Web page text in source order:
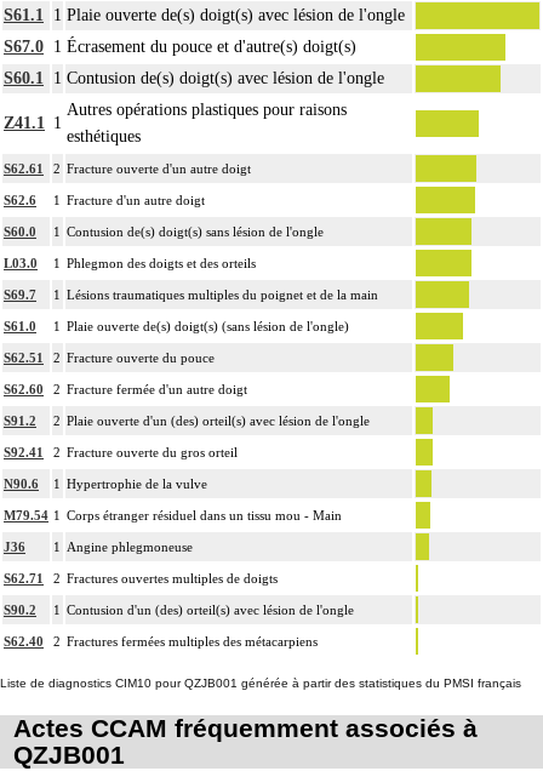
S61.1 1 Plaie ouverte de(s) doigt(s) avec lésion de l'ongle
S67.0 1 Écrasement du pouce et d'autre(s) doigt(s)
S60.1 1 Contusion de(s) doigt(s) avec lésion de l'ongle
Z41.1 1
Autres opérations plastiques pour raisons
esthétiques
S62.61 2 Fracture ouverte d'un autre doigt
S62.6 1 Fracture d'un autre doigt
S60.0 1 Contusion de(s) doigt(s) sans lésion de l'ongle
L03.0 1 Phlegmon des doigts et des orteils
S69.7 1 Lésions traumatiques multiples du poignet et de la main
S61.0 1 Plaie ouverte de(s) doigt(s) (sans lésion de l'ongle)
S62.51 2 Fracture ouverte du pouce
S62.60 2 Fracture fermée d'un autre doigt
S91.2 2 Plaie ouverte d'un (des) orteil(s) avec lésion de l'ongle
S92.41 2 Fracture ouverte du gros orteil
N90.6 1 Hypertrophie de la vulve
M79.54 1 Corps étranger résiduel dans un tissu mou - Main
J36 1 Angine phlegmoneuse
S62.71 2 Fractures ouvertes multiples de doigts
S90.2 1 Contusion d'un (des) orteil(s) avec lésion de l'ongle
S62.40 2 Fractures fermées multiples des métacarpiens
Liste de diagnostics CIM10 pour QZJB001 générée à partir des statistiques du PMSI français
Actes CCAM fréquemment associés à
QZJB001